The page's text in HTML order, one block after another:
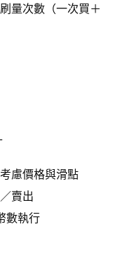
量次數（一次買＋
慮價格與滑點
賣出
數執行